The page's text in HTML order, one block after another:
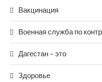
Вакцинация
Военная служба по
Дагестан – это
Здоровье